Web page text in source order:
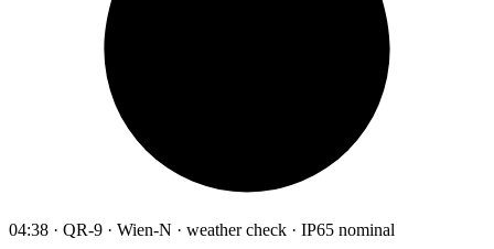
04:38 · QR-9 · Wien-N · weather check · IP65 nominal